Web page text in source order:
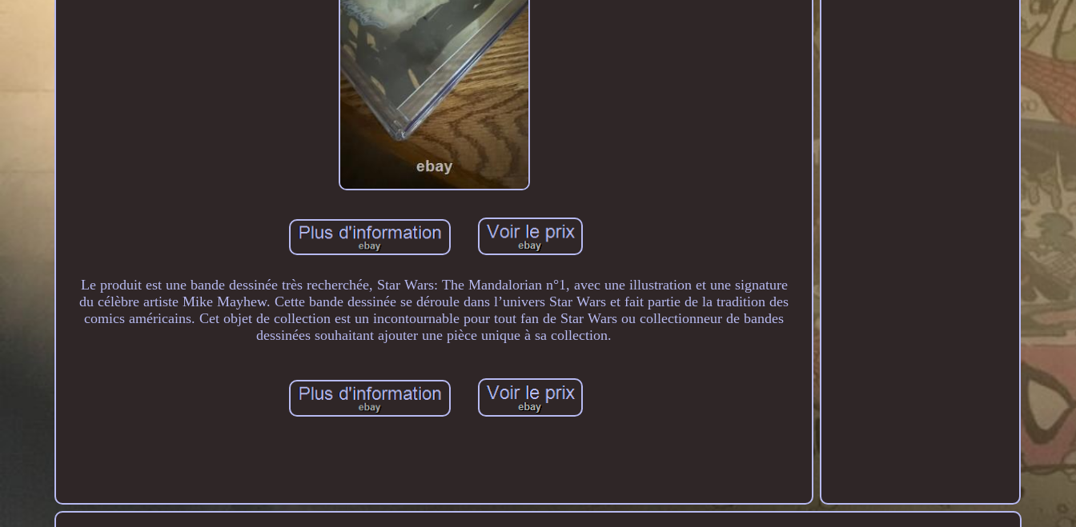
Le produit est une bande dessinée très recherchée, Star Wars: The Mandalorian n°1, avec une illustration et une signature
du célèbre artiste Mike Mayhew. Cette bande dessinée se déroule dans l’univers Star Wars et fait partie de la tradition des
comics américains. Cet objet de collection est un incontournable pour tout fan de Star Wars ou collectionneur de bandes
dessinées souhaitant ajouter une pièce unique à sa collection.